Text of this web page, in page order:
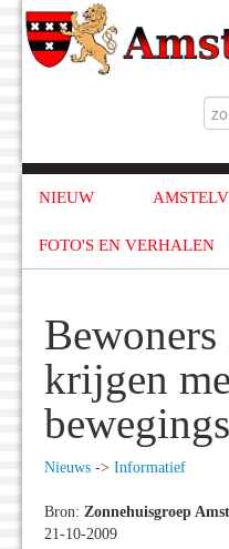
NIEUW
FOTO'S EN VERHALEN
krijgen
Nieuws -> Informatief
Bron: Zonnehuisgroep
21-10-2009